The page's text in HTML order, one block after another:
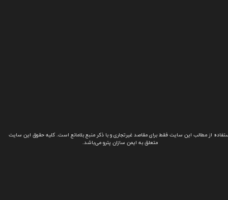
از مطالب این سایت فقط برای مقاصد غیرتجاری و با ذکر منبع بلامانع است. کلیه حقوق این سایت
متعلق به ایمن سازان پترو می‌باشد.